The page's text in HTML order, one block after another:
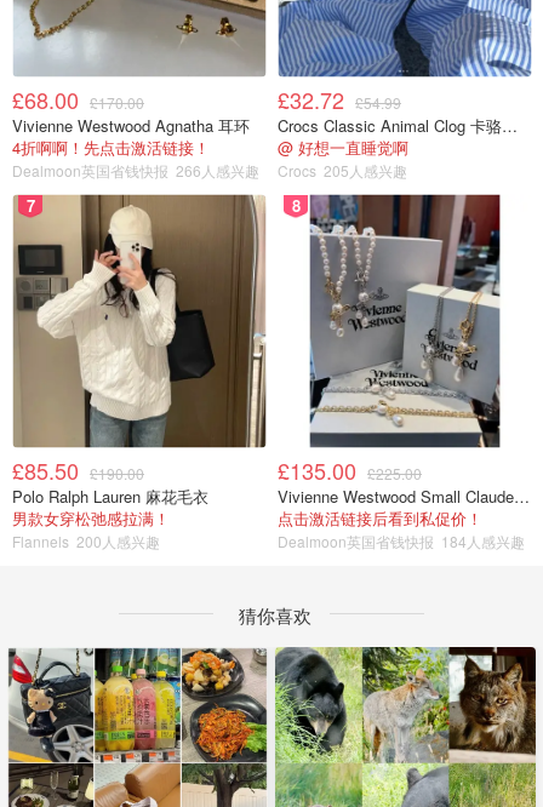
£68.00 £170.00
Vivienne Westwood Agnatha 耳环
4折啊啊！先点击激活链接！
Dealmoon英国省钱快报 266人感兴趣
£32.72 £54.99
Crocs Classic Animal Clog 卡骆驰动物印花洞洞鞋
@ 好想一直睡觉啊
Crocs 205人感兴趣
7
£85.50 £190.00
Polo Ralph Lauren 麻花毛衣
男款女穿松弛感拉满！
Flannels 200人感兴趣
8
£135.00 £225.00
Vivienne Westwood Small Claude 珍珠项链
点击激活链接后看到私促价！
Dealmoon英国省钱快报 184人感兴趣
猜你喜欢